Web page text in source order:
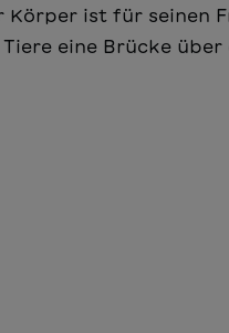
ist für seinen
eine Brücke über